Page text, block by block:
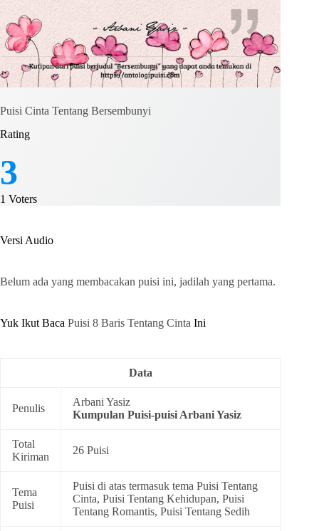
Puisi Cinta Tentang Bersembunyi
Rating
3
1 Voters
Versi Audio
Belum ada yang membacakan puisi ini, jadilah yang pertama.
Yuk Ikut Baca Puisi 8 Baris Tentang Cinta Ini
Data
Penulis
Arbani Yasiz
Kumpulan Puisi-puisi Arbani Yasiz
Total
Kiriman
26 Puisi
Tema
Puisi
Puisi di atas termasuk tema Puisi Tentang
Cinta, Puisi Tentang Kehidupan, Puisi
Tentang Romantis, Puisi Tentang Sedih